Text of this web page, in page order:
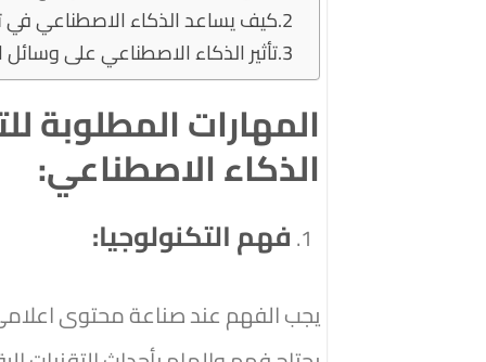
كيف يساعد الذكاء الاصطناعي في
تأثير الذكاء الاصطناعي على وسائل
المهارات المطلوبة
الذكاء الاصطناعي:
فهم التكنولوجيا:
يجب الفهم عند صناعة محتوى